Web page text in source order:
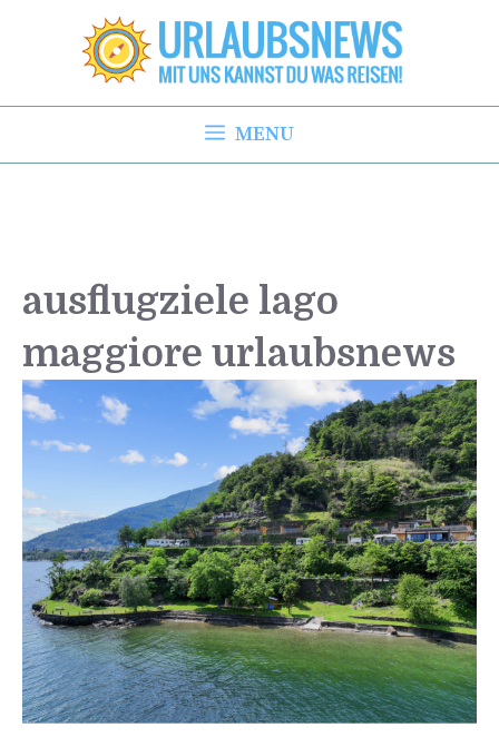
MENU
ausflugziele lago
maggiore urlaubsnews